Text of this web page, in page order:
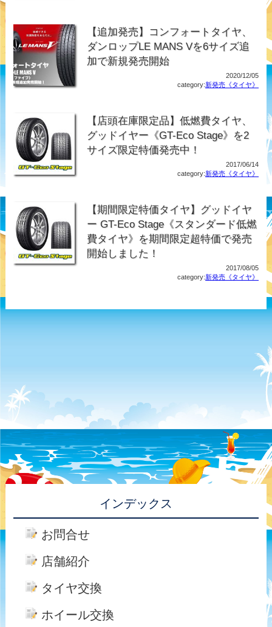
【追加発売】コンフォートタイヤ、
ダンロップLE MANS Vを6サイズ追
加で新規発売開始
2020/12/05
category:新発売《タイヤ》
【店頭在庫限定品】低燃費タイヤ、
グッドイヤー《GT-Eco Stage》を2
サイズ限定特価発売中！
2017/06/14
category:新発売《タイヤ》
【期間限定特価タイヤ】グッドイヤ
ー GT-Eco Stage《スタンダード低燃
費タイヤ》を期間限定超特価で発売
開始しました！
2017/08/05
category:新発売《タイヤ》
インデックス
お問合せ
店舗紹介
タイヤ交換
ホイール交換